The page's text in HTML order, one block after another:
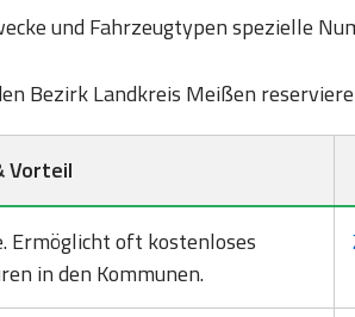
und Fahrzeugtypen spezielle
Bezirk Landkreis Meißen
Vorteil
Ermöglicht oft kostenloses
in den Kommunen.